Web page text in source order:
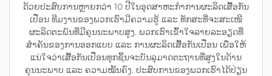
ດ້ວຍປະສົບການຫຼາຍກວ່າ 10 ປີໃນອຸດສາຫະກຳການຜະລິດເສື້ອກັນ
ເປື່ອນ ທີມງານຂອງພວກເຮົາມີຄວາມຮູ້ ແລະ ທັກສະທີ່ຈະສະເໜີ
ຜະລິດຕະພັນທີ່ມີຄຸນນະພາບສູງ. ພວກເຮົາເຂົ້າໃຈລາຍລະອຽດທີ່
ສຳຄັນຂອງການອອກແບບ ແລະ ການຜະລິດເສື້ອກັນເປື່ອນ ເພື່ອໃຫ້
ແນ່ໃຈວ່າເສື້ອກັນເປື່ອນທຸກຊິ້ນຈະບັນລຸມາດຕະຖານທີ່ສູງໃນດ້ານ
ຄຸນນະພາບ ແລະ ຄວາມໝັ້ນຄົງ. ປະສົບການຂອງພວກເຮົາໄດ້ປ່ຽນ